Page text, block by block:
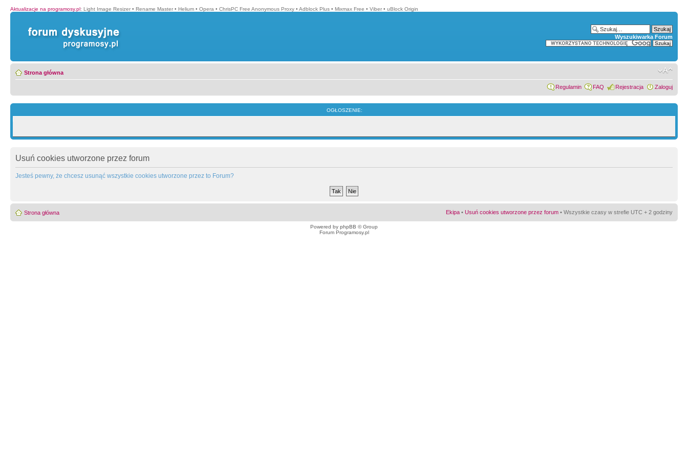
Aktualizacje na programosy.pl: Light Image Resizer • Rename Master • Helium • Opera • ChrisPC Free Anonymous Proxy • Adblock Plus • Mixmax Free • Viber • uBlock Origin
Wyszukiwarka Forum
Strona główna
Regulamin FAQ Rejestracja Zaloguj
OGŁOSZENIE:
Usuń cookies utworzone przez forum
Jesteś pewny, że chcesz usunąć wszystkie cookies utworzone przez to Forum?
Strona główna Ekipa • Usuń cookies utworzone przez forum • Wszystkie czasy w strefie UTC + 2 godziny
Powered by phpBB © Group
Forum Programosy.pl